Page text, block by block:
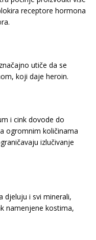
receptore hormona
utiče da se
koji daje heroin.
i cink dovode do
ogromnim količinama
izlučivanje
djeluju i svi minerali,
namenjene kostima,